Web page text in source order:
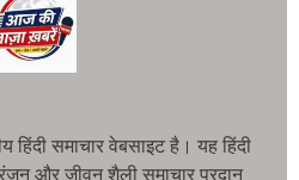
हिंदी समाचार वेबसाइट है। यह हिंदी
और जीवन शैली समाचार प्रदान